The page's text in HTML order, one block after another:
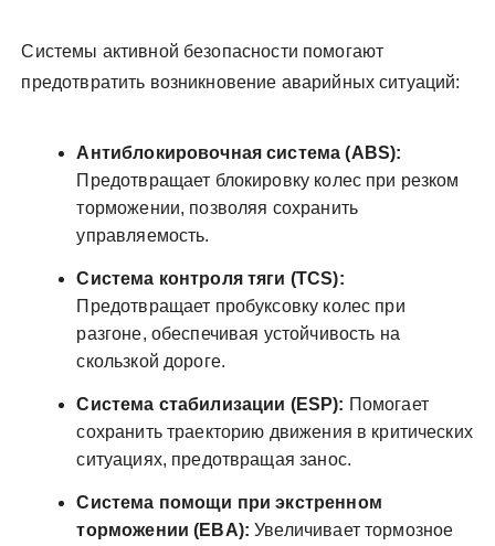
Системы активной безопасности помогают
предотвратить возникновение аварийных ситуаций:
Антиблокировочная система (ABS):
Предотвращает блокировку колес при резком
торможении, позволяя сохранить
управляемость.
Система контроля тяги (TCS):
Предотвращает пробуксовку колес при
разгоне, обеспечивая устойчивость на
скользкой дороге.
Система стабилизации (ESP): Помогает
сохранить траекторию движения в критических
ситуациях, предотвращая занос.
Система помощи при экстренном
торможении (EBA): Увеличивает тормозное